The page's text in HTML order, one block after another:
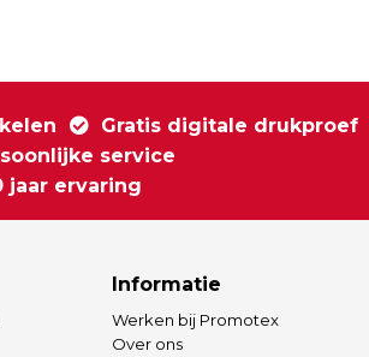
Gratis digitale drukproef
service
jaar ervaring
Informatie
Werken bij Promotex
Over ons